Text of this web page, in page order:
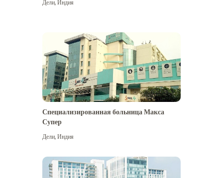
Дели,Индия
Специализированная больница Макса
Супер
Дели,Индия